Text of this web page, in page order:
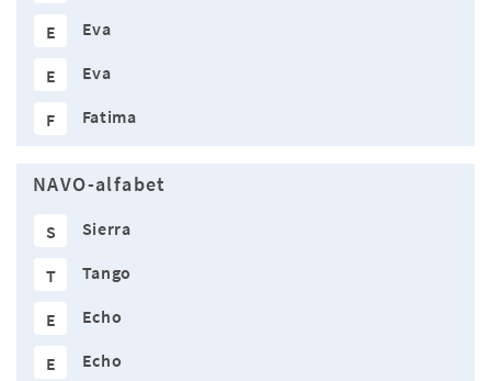
E Eva
E Eva
F Fatima
NAVO-alfabet
S Sierra
T Tango
E Echo
E Echo